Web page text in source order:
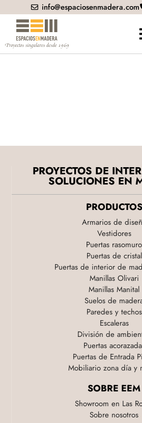
info@espaciosenmadera.com
PROYECTOS DE
SOLUCIONES EN
PRODUCTOS
Armarios de
Vestidores
Puertas rasomuro
Puertas de cristal
Puertas de interior de
Manillas Olivari
Manillas Manital
Suelos de
Paredes y techos
Escaleras
División de
Puertas
Puertas de Entrada
Mobiliario zona día y
SOBRE EEM
Showroom en Las
Sobre nosotros